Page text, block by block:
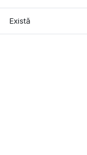
Există